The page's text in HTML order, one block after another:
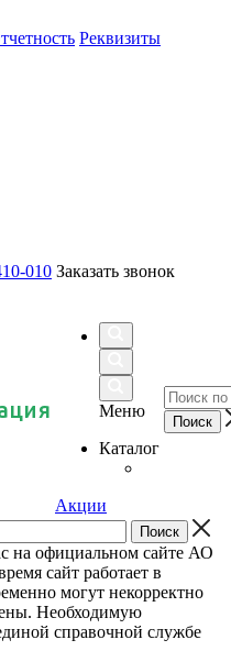
Реквизиты
010 Заказать звонок
Меню
Каталог
Акции
на официальном сайте АО
сайт работает в
могут некорректно
Необходимую
справочной службе